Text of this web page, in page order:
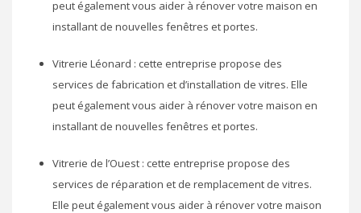
peut également vous aider à rénover votre maison en
installant de nouvelles fenêtres et portes.
Vitrerie Léonard : cette entreprise propose des
services de fabrication et d’installation de vitres. Elle
peut également vous aider à rénover votre maison en
installant de nouvelles fenêtres et portes.
Vitrerie de l’Ouest : cette entreprise propose des
services de réparation et de remplacement de vitres.
Elle peut également vous aider à rénover votre maison